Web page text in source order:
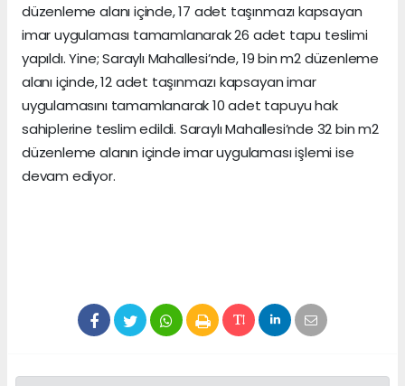
düzenleme alanı içinde, 17 adet taşınmazı kapsayan
imar uygulaması tamamlanarak 26 adet tapu teslimi
yapıldı. Yine; Saraylı Mahallesi’nde, 19 bin m2 düzenleme
alanı içinde, 12 adet taşınmazı kapsayan imar
uygulamasını tamamlanarak 10 adet tapuyu hak
sahiplerine teslim edildi. Saraylı Mahallesi’nde 32 bin m2
düzenleme alanın içinde imar uygulaması işlemi ise
devam ediyor.